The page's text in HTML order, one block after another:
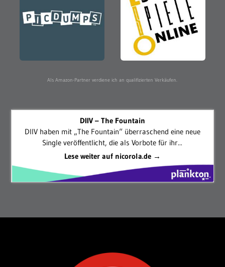
Als Amazon-Partner verdiene ich an qualifizierten Verkäufen.
DIIV – The Fountain
DIIV haben mit „The Fountain“ überraschend eine neue
Single veröffentlicht, die als Vorbote für ihr...
Lese weiter auf nicorola.de →